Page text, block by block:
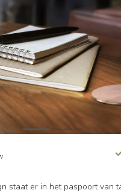
staat er in het paspoort van